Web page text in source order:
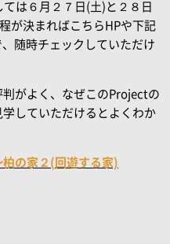
は６月２７日(土)と２８日
が決まればこちらHPや下記
随時チェックしていただけ
がよく、なぜこのProjectの
していただけるとよくわか
の家２(回遊する家)